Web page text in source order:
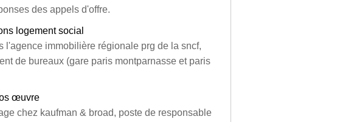
des appels d'offre.
logement social
l'agence immobilière régionale prg de la sncf,
de bureaux (gare paris montparnasse et paris
œuvre
chez kaufman & broad, poste de responsable